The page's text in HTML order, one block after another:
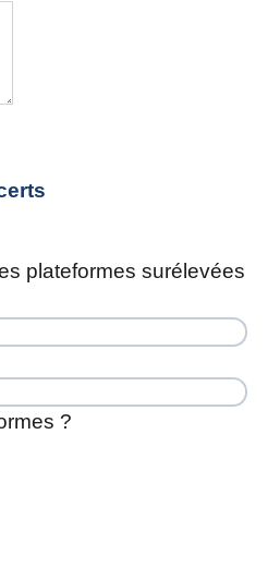
plateformes surélevées
?